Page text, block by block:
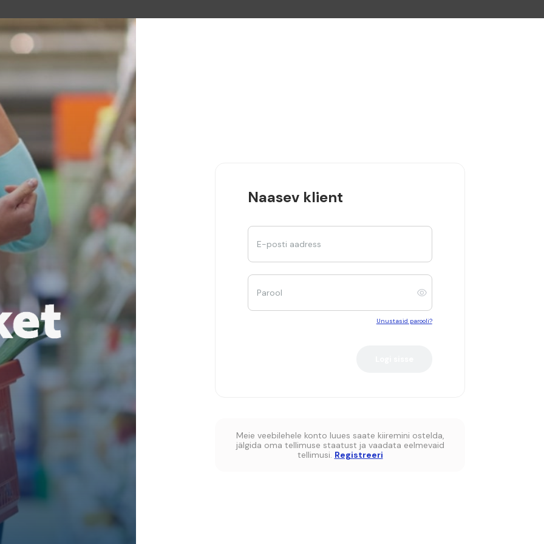
Meie veebilehele konto luues saate kiiremini ostelda,
jälgida oma tellimuse staatust ja vaadata eelmevaid
tellimusi. Registreeri
Naasev klient
E-posti aadress
Parool
Unustasid parooli?